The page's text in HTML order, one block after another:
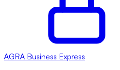
AGRA Business Express